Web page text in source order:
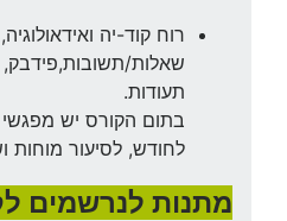
רוח קוד-יה
שאלות/
תעודות.
בתום הקורס יש
לחודש, לסיעור מוחות
מתנות לנרשמים